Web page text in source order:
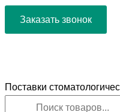
Заказать звонок
Поставки
конусный